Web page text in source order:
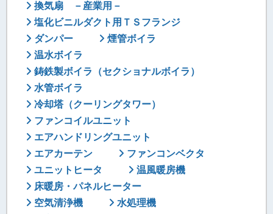
換気扇 －産業用－
塩化ビニルダクト用ＴＳフランジ
ダンパー
煙管ボイラ
温水ボイラ
鋳鉄製ボイラ（セクショナルボイラ）
水管ボイラ
冷却塔（クーリングタワー）
ファンコイルユニット
エアハンドリングユニット
エアカーテン
ファンコンベクタ
ユニットヒータ
温風暖房機
床暖房・パネルヒーター
空気清浄機
水処理機